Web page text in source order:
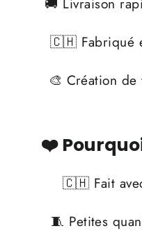
🇨🇭 Fabriqué
🎨 Création de
❤️
🇨🇭 Fait
🧵 Petites